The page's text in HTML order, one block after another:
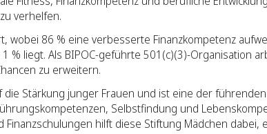
verhelfen.
wobei 86 % eine verbesserte Finanzkompetenz
% liegt. Als BIPOC-geführte 501(c)(3)-Organisation
zu erweitern.
Stärkung junger Frauen und ist eine der führenden
Selbstfindung und
hilft diese Stiftung Mädchen dabei,